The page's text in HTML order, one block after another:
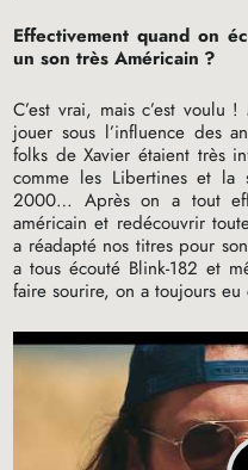
Effectivement quand on
un son très Américain ?
C’est vrai, mais c’est voulu !
jouer sous l’influence des
folks de Xavier étaient très
comme les Libertines et la
2000… Après on a tout
américain et redécouvrir
a réadapté nos titres pour
a tous écouté Blink-182 et
faire sourire, on a toujours